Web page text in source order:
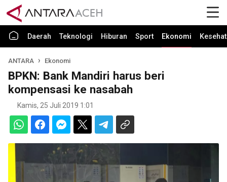
Daerah Teknologi Hiburan Sport Ekonomi
ANTARA Ekonomi
BPKN: Bank Mandiri harus beri
kompensasi ke nasabah
Kamis, 25 Juli 2019 1:01